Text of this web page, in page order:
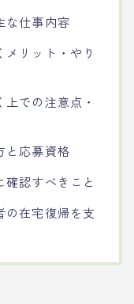
な仕事内容
リット・やり
での注意点・
と応募資格
認すべきこと
の在宅復帰を支